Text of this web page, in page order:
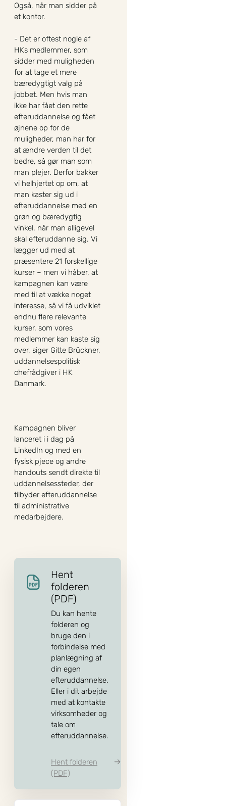
Også, når man sidder på
et kontor.
- Det er oftest nogle af
HKs medlemmer, som
sidder med muligheden
for at tage et mere
bæredygtigt valg på
jobbet. Men hvis man
ikke har fået den rette
efteruddannelse og fået
øjnene op for de
muligheder, man har for
at ændre verden til det
bedre, så gør man som
man plejer. Derfor bakker
vi helhjertet op om, at
man kaster sig ud i
efteruddannelse med en
grøn og bæredygtig
vinkel, når man alligevel
skal efteruddanne sig. Vi
lægger ud med at
præsentere 21 forskellige
kurser – men vi håber, at
kampagnen kan være
med til at vække noget
interesse, så vi få udviklet
endnu flere relevante
kurser, som vores
medlemmer kan kaste sig
over, siger Gitte Brückner,
uddannelsespolitisk
chefrådgiver i HK
Danmark.
Kampagnen bliver
lanceret i i dag på
LinkedIn og med en
fysisk pjece og andre
handouts sendt direkte til
uddannelsessteder, der
tilbyder efteruddannelse
til administrative
medarbejdere.
Hent
folderen
(PDF)
Du kan hente
folderen og
bruge den i
forbindelse med
planlægning af
din egen
efteruddannelse.
Eller i dit arbejde
med at kontakte
virksomheder og
tale om
efteruddannelse.
Hent folderen
(PDF)